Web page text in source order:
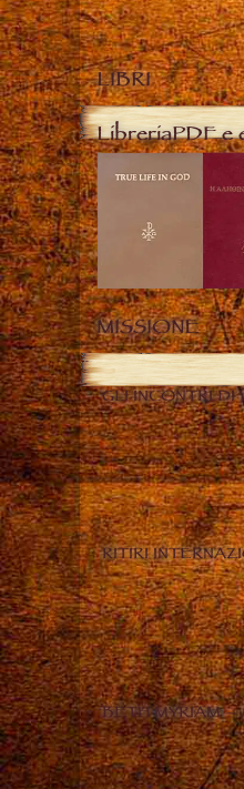
LIBRI
LibreriaPDF e
MISSIONE
GLI INCONTRI
RITIRI
BETH MYRIAM –